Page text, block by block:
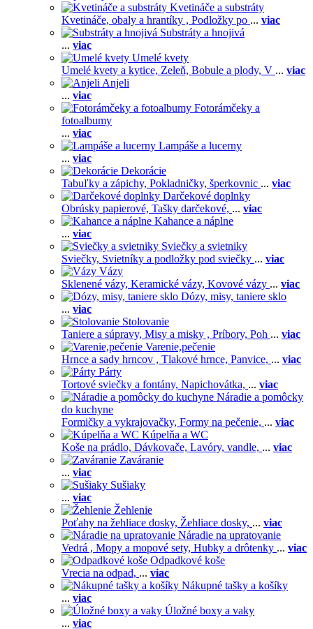
Kvetináče a substráty
Kvetináče, obaly a hrantíky , Podložky po ... viac
Substráty a hnojivá
... viac
Umelé kvety
Umelé kvety a kytice, Zeleň, Bobule a plody, V ... viac
Anjeli
... viac
Fotorámčeky a
fotoalbumy
... viac
Lampáše a lucerny
... viac
Dekorácie
Tabuľky a zápichy, Pokladničky, šperkovnic ... viac
Darčekové doplnky
Obrúsky papierové, Tašky darčekové, ... viac
Kahance a náplne
... viac
Sviečky a svietniky
Sviečky, Svietníky a podložky pod sviečky ... viac
Vázy
Sklenené vázy, Keramické vázy, Kovové vázy ... viac
Dózy, misy, taniere sklo
... viac
Stolovanie
Taniere a súpravy, Misy a misky , Príbory, Poh ... viac
Varenie,pečenie
Hrnce a sady hrncov , Tlakové hrnce, Panvice, ... viac
Párty
Tortové sviečky a fontány, Napichovátka, ... viac
Náradie a pomôcky
do kuchyne
Formičky a vykrajovačky, Formy na pečenie, ... viac
Kúpelňa a WC
Koše na prádlo, Dávkovače, Lavóry, vandle, ... viac
Zaváranie
... viac
Sušiaky
... viac
Žehlenie
Poťahy na žehliace dosky, Žehliace dosky, ... viac
Náradie na upratovanie
Vedrá , Mopy a mopové sety, Hubky a drôtenky ... viac
Odpadkové koše
Vrecia na odpad, ... viac
Nákupné tašky a košíky
... viac
Úložné boxy a vaky
... viac